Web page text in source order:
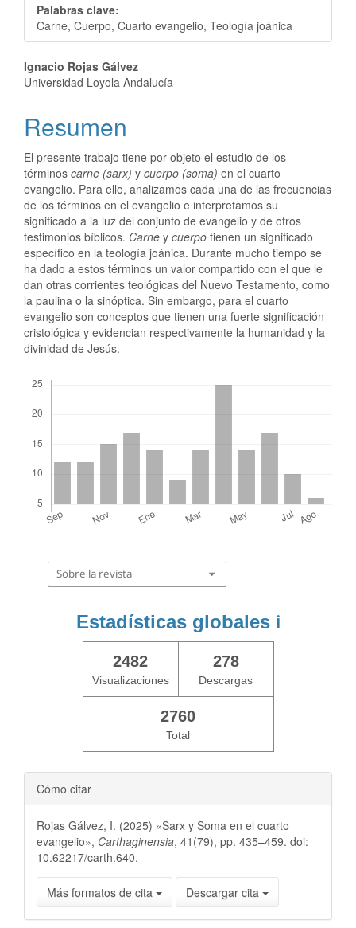
Palabras clave:
Carne, Cuerpo, Cuarto evangelio, Teología joánica
Ignacio Rojas Gálvez
Universidad Loyola Andalucía
Resumen
El presente trabajo tiene por objeto el estudio de los
términos carne (sarx) y cuerpo (soma) en el cuarto
evangelio. Para ello, analizamos cada una de las frecuencias
de los términos en el evangelio e interpretamos su
significado a la luz del conjunto de evangelio y de otros
testimonios bíblicos. Carne y cuerpo tienen un significado
específico en la teología joánica. Durante mucho tiempo se
ha dado a estos términos un valor compartido con el que le
dan otras corrientes teológicas del Nuevo Testamento, como
la paulina o la sinóptica. Sin embargo, para el cuarto
evangelio son conceptos que tienen una fuerte significación
cristológica y evidencian respectivamente la humanidad y la
divinidad de Jesús.
Sobre la revista
Estadísticas globales ℹ️
2482
Visualizaciones
278
Descargas
2760
Total
Cómo citar
Rojas Gálvez, I. (2025) «Sarx y Soma en el cuarto
evangelio», Carthaginensia, 41(79), pp. 435–459. doi:
10.62217/carth.640.
Más formatos de cita Descargar cita